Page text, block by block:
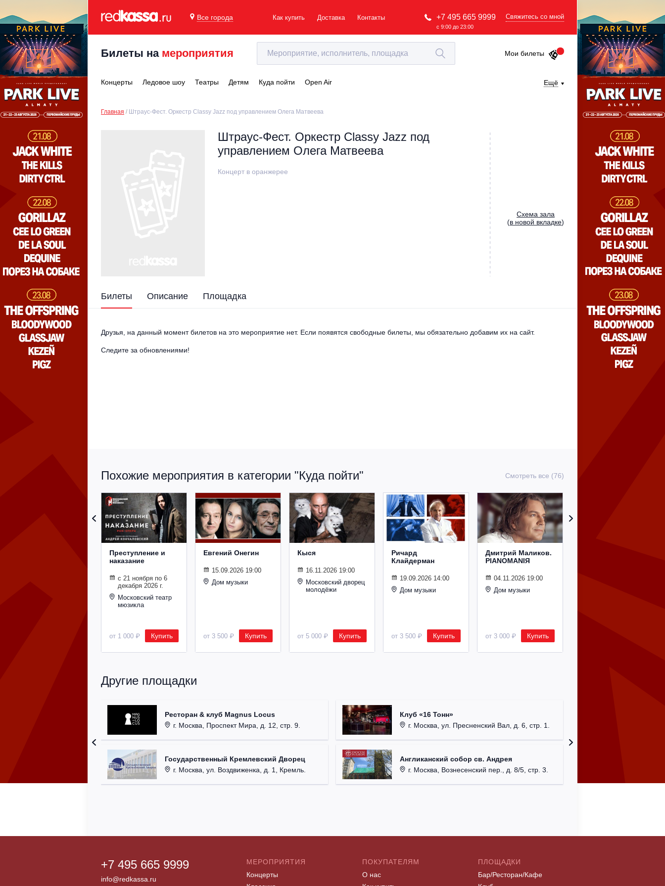
Все города Как купить Доставка Контакты +7 495 665 9999
с 9:00 до 23:00
Свяжитесь со мной
Билеты на мероприятия Мои билеты
Концерты Ледовое шоу Театры Детям Куда пойти Open Air Ещё
Главная Штраус-Фест. Оркестр Classy Jazz под управлением Олега Матвеева
Штраус-Фест. Оркестр Classy Jazz под
управлением Олега Матвеева
Концерт в оранжерее
Cхема зала
(в новой вкладке)
Билеты Описание Площадка
Друзья, на данный момент билетов на это мероприятие нет. Если появятся свободные билеты, мы обязательно добавим их на сайт.
Следите за обновлениями!
Похожие мероприятия в категории "Куда пойти" Смотреть все (76)
Преступление и
наказание
с 21 ноября по 6
декабря 2026 г.
Московский театр
мюзикла
от 1 000 ₽ Купить
Евгений Онегин
15.09.2026 19:00
Дом музыки
от 3 500 ₽ Купить
Кыся
16.11.2026 19:00
Московский дворец
молодёжи
от 5 000 ₽ Купить
Ричард
Клайдерман
19.09.2026 14:00
Дом музыки
от 3 500 ₽ Купить
Дмитрий Маликов.
PIANOMANIЯ
04.11.2026 19:00
Дом музыки
от 3 000 ₽ Купить
Другие площадки
Ресторан & клуб Magnus Locus
г. Москва, Проспект Мира, д. 12, стр. 9.
Государственный Кремлевский Дворец
г. Москва, ул. Воздвиженка, д. 1, Кремль.
Клуб «16 Тонн»
г. Москва, ул. Пресненский Вал, д. 6, стр. 1.
Англиканский собор св. Андрея
г. Москва, Вознесенский пер., д. 8/5, стр. 3.
+7 495 665 9999
info@redkassa.ru
МЕРОПРИЯТИЯ
Концерты
ПОКУПАТЕЛЯМ
О нас
ПЛОЩАДКИ
Бар/Ресторан/Кафе